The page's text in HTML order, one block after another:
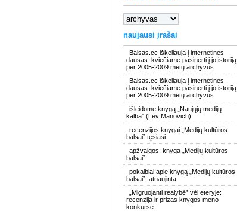
naujausi įrašai
Balsas.cc iškeliauja į internetines
dausas: kviečiame pasinerti į jo istoriją
per 2005-2009 metų archyvus
Balsas.cc iškeliauja į internetines
dausas: kviečiame pasinerti į jo istoriją
per 2005-2009 metų archyvus
išleidome knygą „Naujųjų medijų
kalba” (Lev Manovich)
recenzijos knygai „Medijų kultūros
balsai” tęsiasi
apžvalgos: knyga „Medijų kultūros
balsai”
pokalbiai apie knygą „Medijų kultūros
balsai”: atnaujinta
„Migruojanti realybė” vėl eteryje:
recenzija ir prizas knygos meno
konkurse